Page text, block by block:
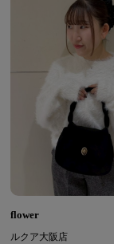
flower
ルクア大阪店